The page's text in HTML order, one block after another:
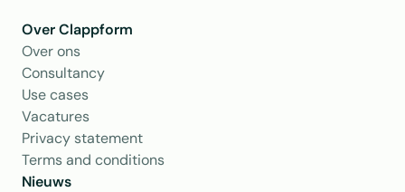
Over Clappform
Over ons
Consultancy
Use cases
Vacatures
Privacy statement
Terms and conditions
Nieuws